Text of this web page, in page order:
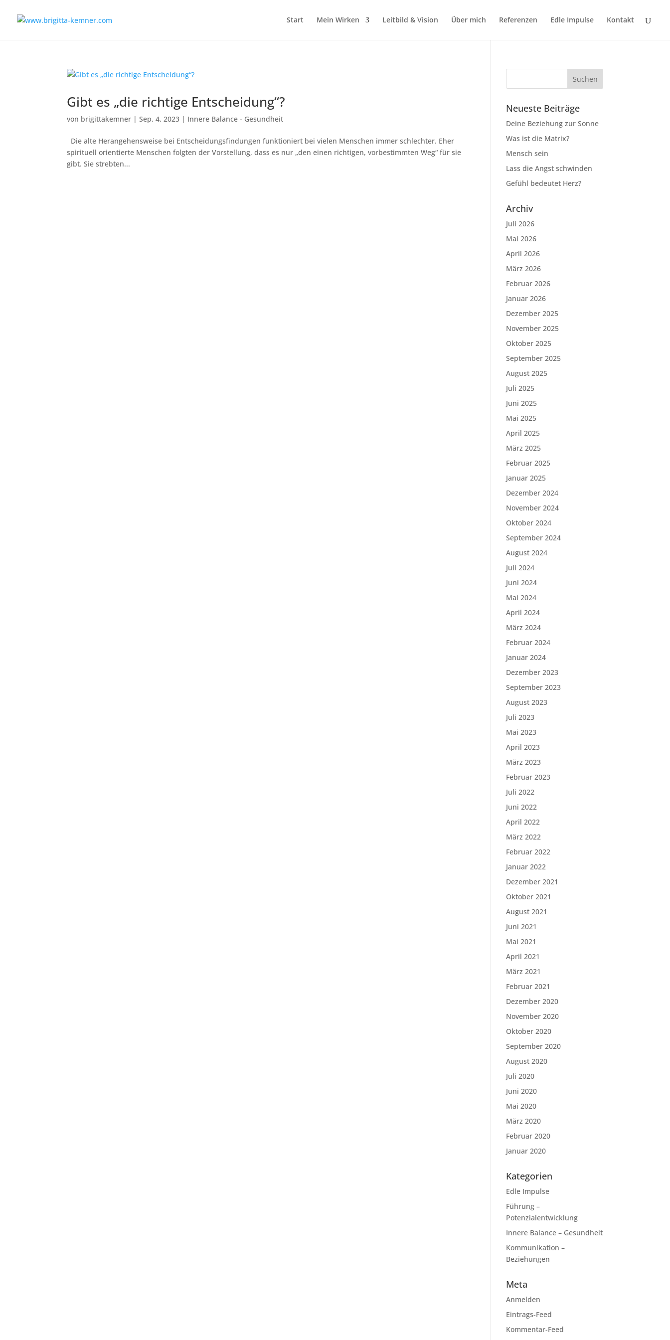
Start Mein Wirken Leitbild & Vision Über mich Referenzen Edle Impulse Kontakt
Gibt es „die richtige Entscheidung“?
von brigittakemner |Sep. 4, 2023 | Innere Balance - Gesundheit
Die alte Herangehensweise bei Entscheidungsfindungen funktioniert bei vielen Menschen immer schlechter. Eher
spirituell orientierte Menschen folgten der Vorstellung, dass es nur „den einen richtigen, vorbestimmten Weg“ für sie
gibt. Sie strebten...
Neueste Beiträge
Deine Beziehung zur Sonne
Was ist die Matrix?
Mensch sein
Lass die Angst schwinden
Gefühl bedeutet Herz?
Archiv
Juli 2026
Mai 2026
April 2026
März 2026
Februar 2026
Januar 2026
Dezember 2025
November 2025
Oktober 2025
September 2025
August 2025
Juli 2025
Juni 2025
Mai 2025
April 2025
März 2025
Februar 2025
Januar 2025
Dezember 2024
November 2024
Oktober 2024
September 2024
August 2024
Juli 2024
Juni 2024
Mai 2024
April 2024
März 2024
Februar 2024
Januar 2024
Dezember 2023
September 2023
August 2023
Juli 2023
Mai 2023
April 2023
März 2023
Februar 2023
Juli 2022
Juni 2022
April 2022
März 2022
Februar 2022
Januar 2022
Dezember 2021
Oktober 2021
August 2021
Juni 2021
Mai 2021
April 2021
März 2021
Februar 2021
Dezember 2020
November 2020
Oktober 2020
September 2020
August 2020
Juli 2020
Juni 2020
Mai 2020
März 2020
Februar 2020
Januar 2020
Kategorien
Edle Impulse
Führung –
Potenzialentwicklung
Innere Balance – Gesundheit
Kommunikation –
Beziehungen
Meta
Anmelden
Eintrags-Feed
Kommentar-Feed